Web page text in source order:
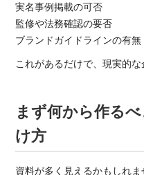
実名事例掲載の可否
監修や法務確認の要否
ブランドガイドラインの有無
これがあるだけで、現実的な
まず何から作る
け方
資料が多く見えるかもしれま